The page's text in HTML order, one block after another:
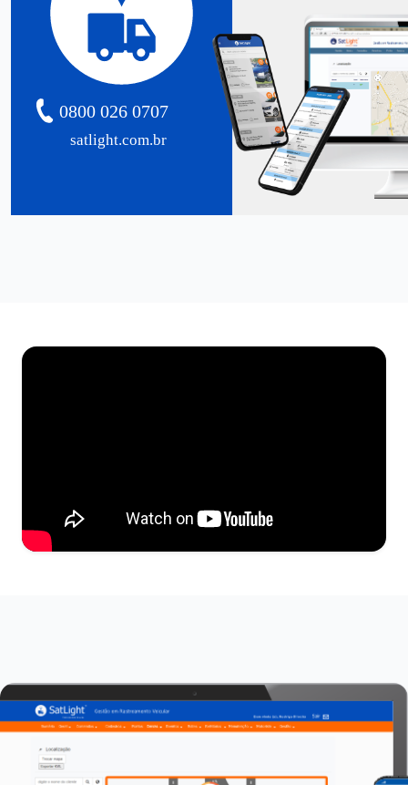
satlight.com.br
0800 026 0707